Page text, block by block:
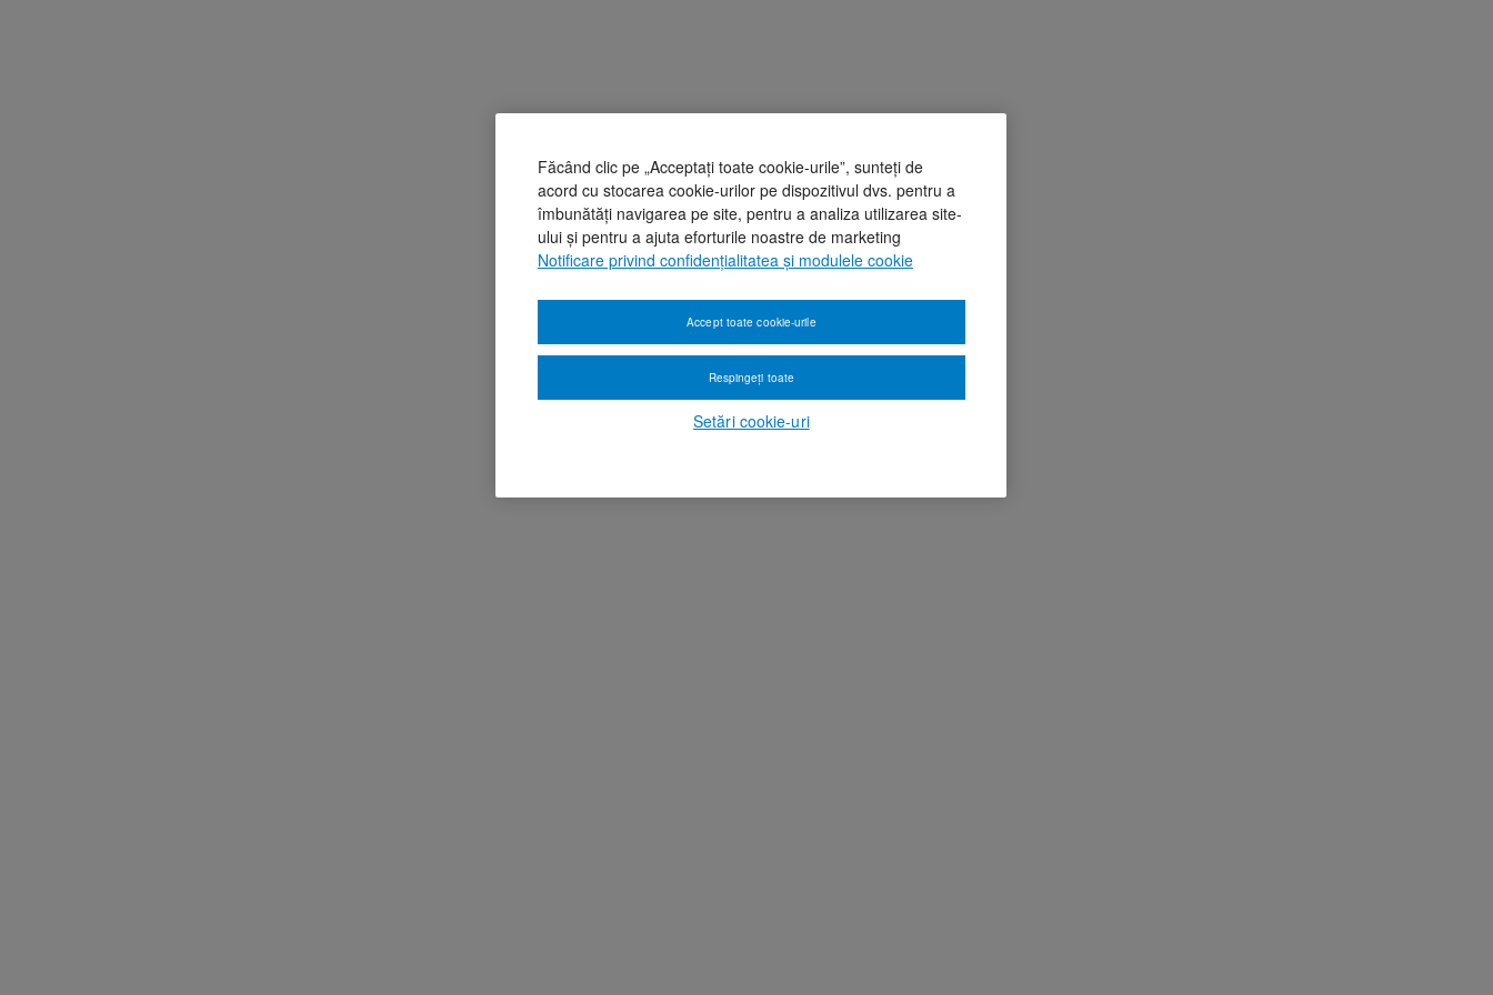
Făcând clic pe „Acceptați toate cookie-urile”, sunteți de
acord cu stocarea cookie-urilor pe dispozitivul dvs. pentru a
îmbunătăți navigarea pe site, pentru a analiza utilizarea site-
ului și pentru a ajuta eforturile noastre de marketing
Notificare privind confidențialitatea și modulele cookie
Setări cookie-uri
Respingeți toate
Accept toate cookie-urile